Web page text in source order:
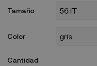
Tamaño
Color
Cantidad